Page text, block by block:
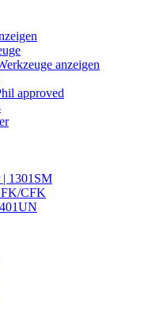
anzeigen
approved
| 1301SM
CFK